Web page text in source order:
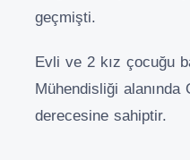
geçmişti.
Evli ve 2 kız çocuğu
Mühendisliği
derecesine sahiptir.